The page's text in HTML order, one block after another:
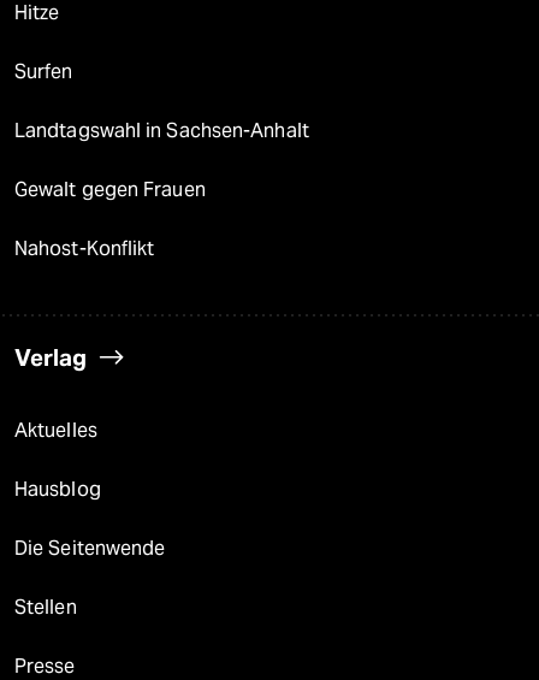
Hitze
Surfen
Landtagswahl in Sachsen-Anhalt
Gewalt gegen Frauen
Nahost-Konflikt
Verlag
Aktuelles
Hausblog
Die Seitenwende
Stellen
Presse